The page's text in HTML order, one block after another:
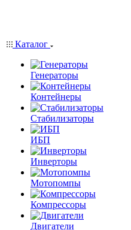
Каталог
Генераторы
Контейнеры
Стабилизаторы
ИБП
Инверторы
Мотопомпы
Компрессоры
Двигатели